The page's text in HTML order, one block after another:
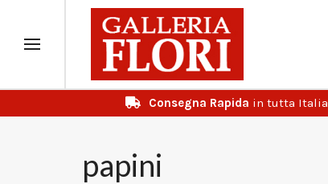
Consegna Rapida in tutta Italia
papini